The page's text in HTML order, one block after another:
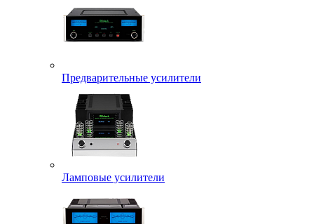
Предварительные усилители
Ламповые усилители